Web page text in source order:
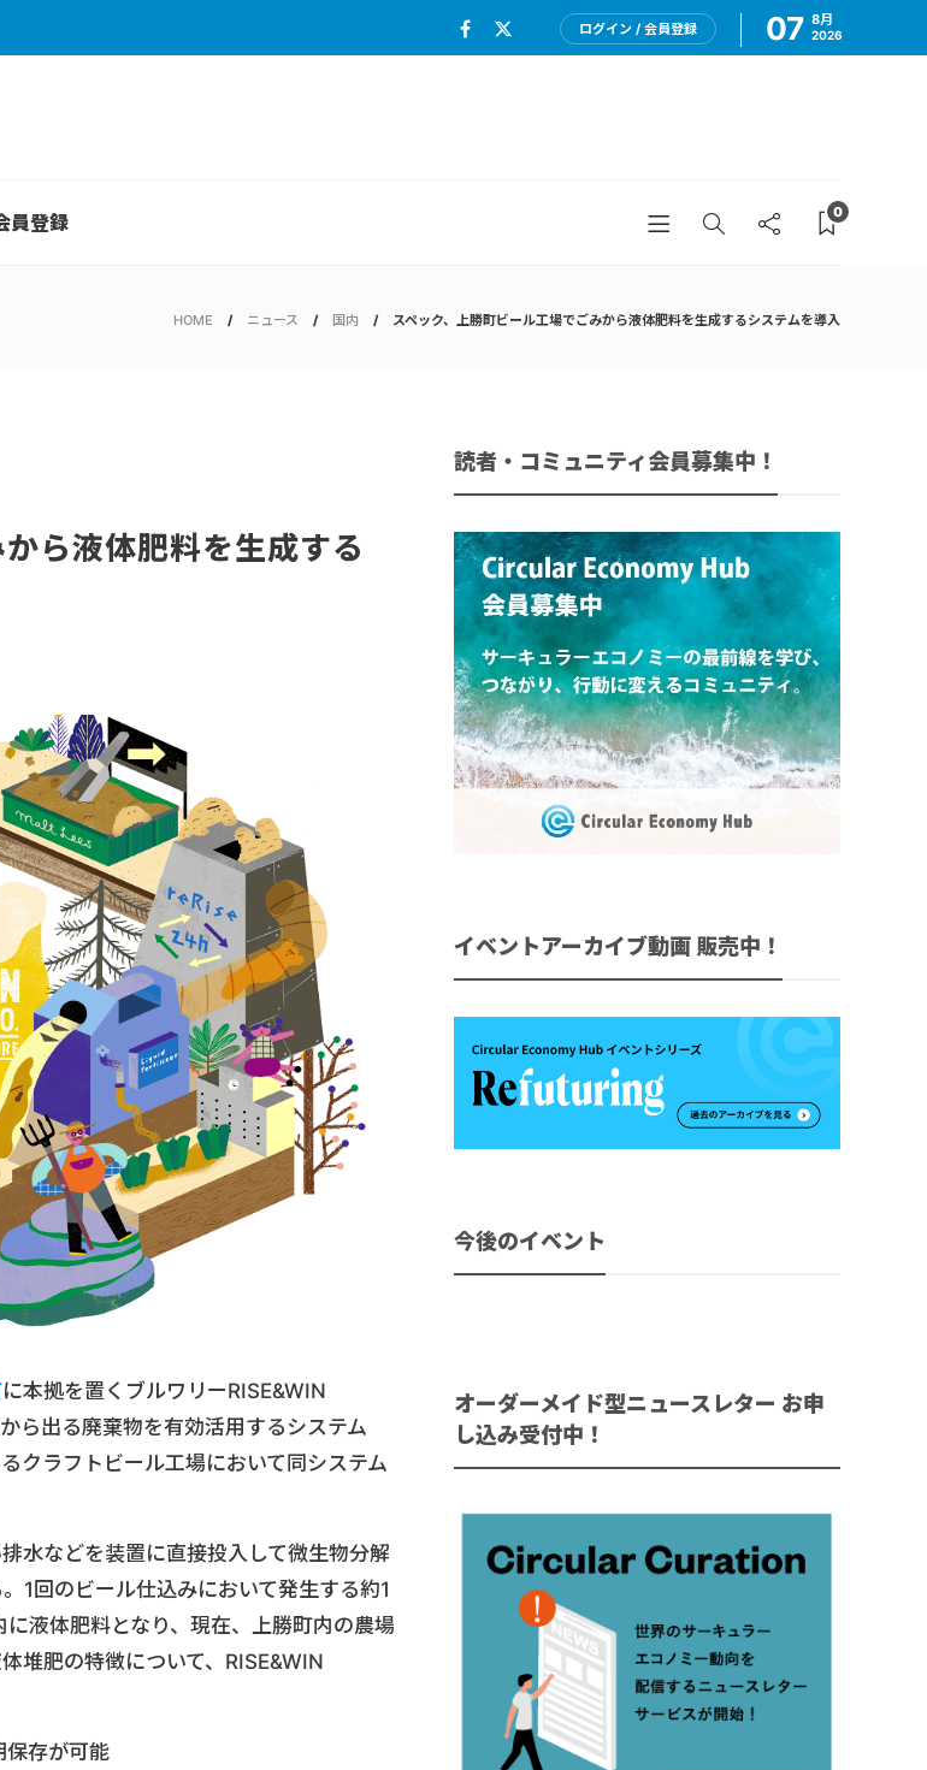
ログイン / 会員登録 07 8月
2026
員登録 0
HOME ニュース 国内 スペック、上勝町ビール工場でごみから液体肥料を生成するシステムを導入
ら液体肥料を生成する
に本拠を置くブルワリーRISE&WIN
ら出る廃棄物を有効活用するシステム
クラフトビール工場において同システム
水などを装置に直接投入して微生物分解
1回のビール仕込みにおいて発生する約1
液体肥料となり、現在、上勝町内の農場
堆肥の特徴について、RISE&WIN
保存が可能
読者・コミュニティ会員募集中！
イベントアーカイブ動画 販売中！
今後のイベント
オーダーメイド型ニュースレター お申
し込み受付中！